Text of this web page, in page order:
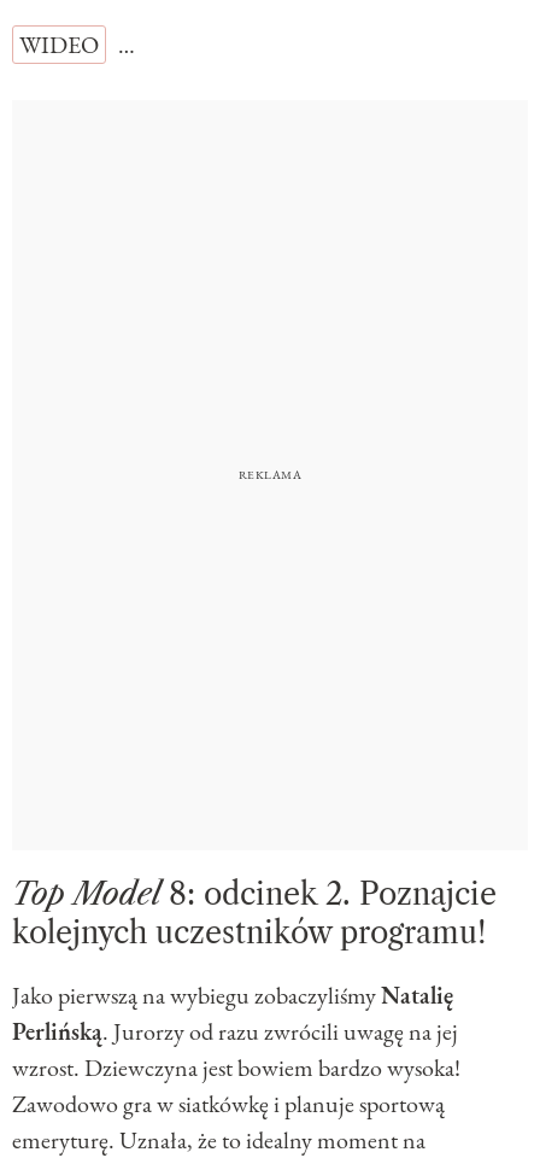
WIDEO
…
Top Model8: odcinek 2. Poznajcie
kolejnych uczestników programu!
Jako pierwszą na wybiegu zobaczyliśmyNatalię
Perlińską. Jurorzy od razu zwrócili uwagę na jej
wzrost. Dziewczyna jest bowiem bardzo wysoka!
Zawodowo gra w siatkówkę i planuje sportową
emeryturę. Uznała, że to idealny moment na